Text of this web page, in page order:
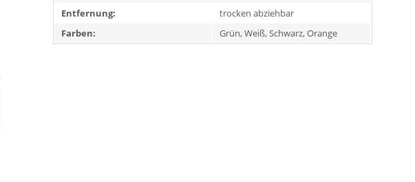
Entfernung:
trocken abziehbar
Farben:
Grün, Weiß, Schwarz, Orange